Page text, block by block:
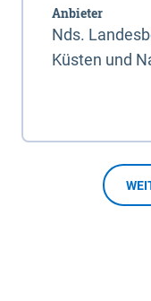
Anbieter
Nds.
Küsten und